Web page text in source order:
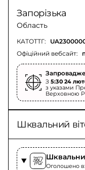
Запорізька
Область
КАТОТТГ:
Офіційний вебсайт:
З 5:30 24
з указами
Верховною
Шквальний
Оголошено